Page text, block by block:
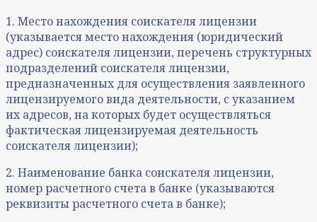
1. Место нахождения соискателя лицензии
(указывается место нахождения (юридический
адрес) соискателя лицензии, перечень структурных
подразделений соискателя лицензии,
предназначенных для осуществления заявленного
лицензируемого вида деятельности, с указанием
их адресов, на которых будет осуществляться
фактическая лицензируемая деятельность
соискателя лицензии);
2. Наименование банка соискателя лицензии,
номер расчетного счета в банке (указываются
реквизиты расчетного счета в банке);